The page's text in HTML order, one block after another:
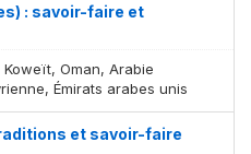
: savoir-faire et
Oman, Arabie
Émirats arabes unis
et savoir-faire